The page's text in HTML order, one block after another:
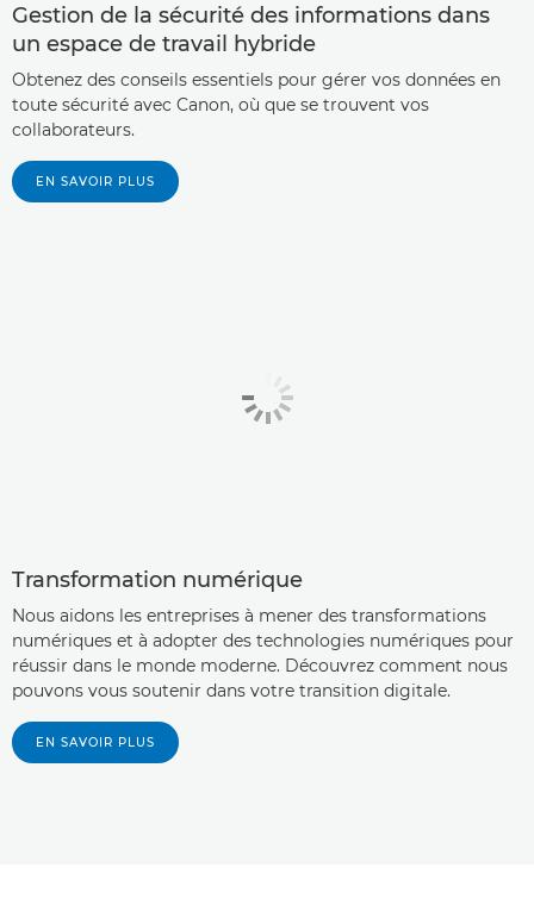
Gestion de la sécurité des informations dans
un espace de travail hybride
Obtenez des conseils essentiels pour gérer vos données en
toute sécurité avec Canon, où que se trouvent vos
collaborateurs.
EN SAVOIR PLUS
Transformation numérique
Nous aidons les entreprises à mener des transformations
numériques et à adopter des technologies numériques pour
réussir dans le monde moderne. Découvrez comment nous
pouvons vous soutenir dans votre transition digitale.
EN SAVOIR PLUS